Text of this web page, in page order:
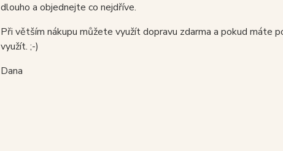
dlouho a objednejte co nejdříve.
Při větším nákupu můžete využít dopravu zdarma a pokud máte
využít. ;-)
Dana